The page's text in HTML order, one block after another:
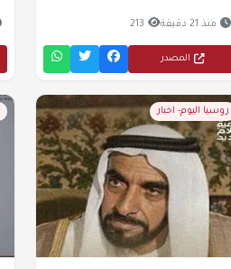
منذ 21 دقيقة 213
المصدر
روسيا اليوم- اخبار